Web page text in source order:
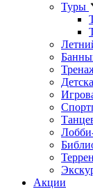
Туры
Акции